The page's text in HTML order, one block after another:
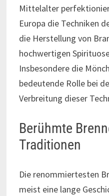
Mittelalter
Europa die Techniken
die Herstellung von
hochwertigen
Insbesondere die
bedeutende Rolle bei
Verbreitung dieser
Berühmte
Traditionen
Die renommiertesten
meist eine lange